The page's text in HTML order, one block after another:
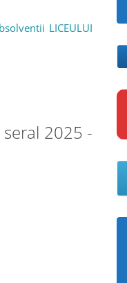
LICEULUI
2025 -